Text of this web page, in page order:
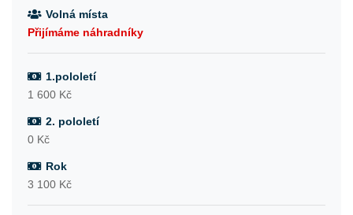
Volná místa
Přijímáme náhradníky
1.pololetí
1 600 Kč
2. pololetí
0 Kč
Rok
3 100 Kč